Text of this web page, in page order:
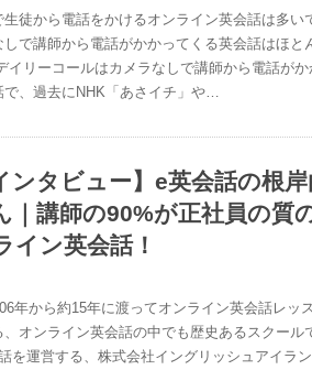
生徒から電話をかけるオンライン英会話は多い
しで講師から電話がかかってくる英会話はほと
イリーコールはカメラなしで講師から電話がか
で、過去にNHK「あさイチ」や…
ンタビュー】e英会話の根岸
｜講師の90%が正社員の質
イン英会話！
年から約15年に渡ってオンライン英会話レッ
オンライン英会話の中でも歴史あるスクール
を運営する、株式会社イングリッシュアイラ